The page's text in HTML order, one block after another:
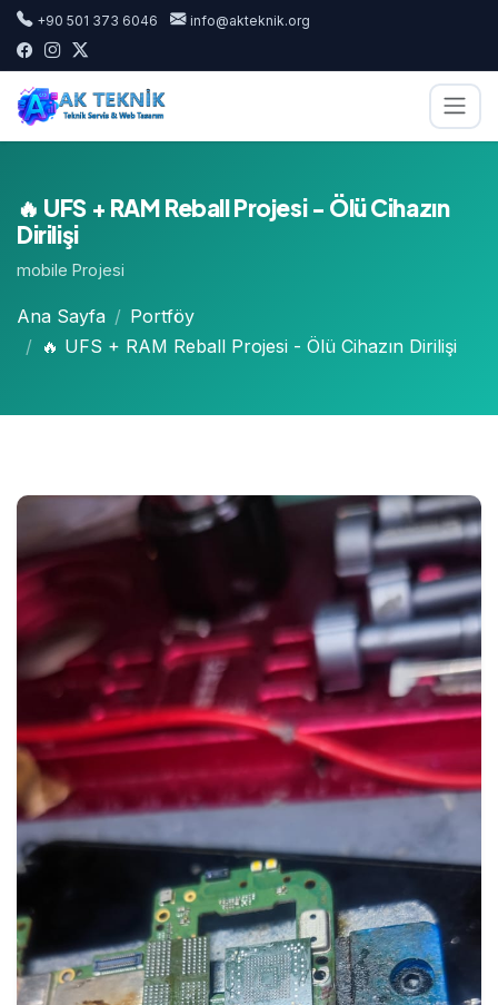
+90 501 373 6046 info@akteknik.org
🔥 UFS + RAM Reball Projesi - Ölü Cihazın
Dirilişi
mobile Projesi
Ana Sayfa
Portföy
🔥 UFS + RAM Reball Projesi - Ölü Cihazın Dirilişi